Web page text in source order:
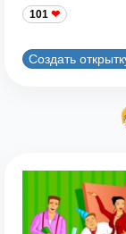
101
Создать